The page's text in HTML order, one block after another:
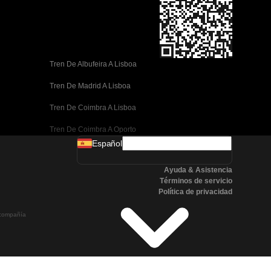
Tren De Albufeira A Lisboa
Tren De Madrid A Lisboa
Tren De Coimbra A Lisboa
Tren De Coimbra A Oporto
Tren De Valencia A Barcelona
Tren De Málaga A Madrid
Español
Ayuda & Asistencia
Términos de servicio
Política de privacidad